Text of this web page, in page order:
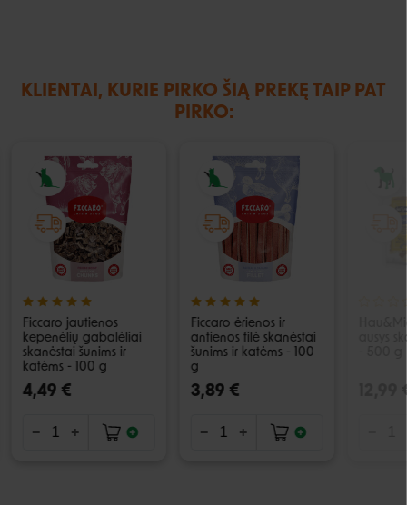
KLIENTAI, KURIE PIRKO ŠIĄ PREKĘ TAIP PAT
PIRKO:
Ficcaro jautienos
kepenėlių gabalėliai
skanėstai šunims ir
katėms - 100 g
4,49 €
Ficcaro ėrienos ir
antienos filė skanėstai
šunims ir katėms - 100
g
3,89 €
ausys
12,99